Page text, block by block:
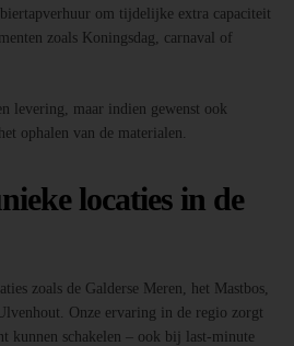
om tijdelijke extra capaciteit
zoals Koningsdag, carnaval of
levering, maar indien gewenst ook
ophalen van de materialen.
locaties in de
zoals de Galderse Meren, het Mastbos,
Onze ervaring in de regio zorgt
kunnen schakelen – ook bij last-minute